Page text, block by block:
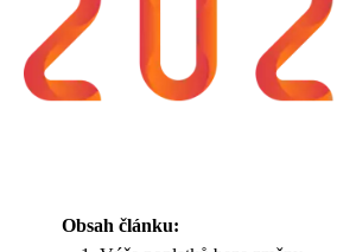
Obsah článku: